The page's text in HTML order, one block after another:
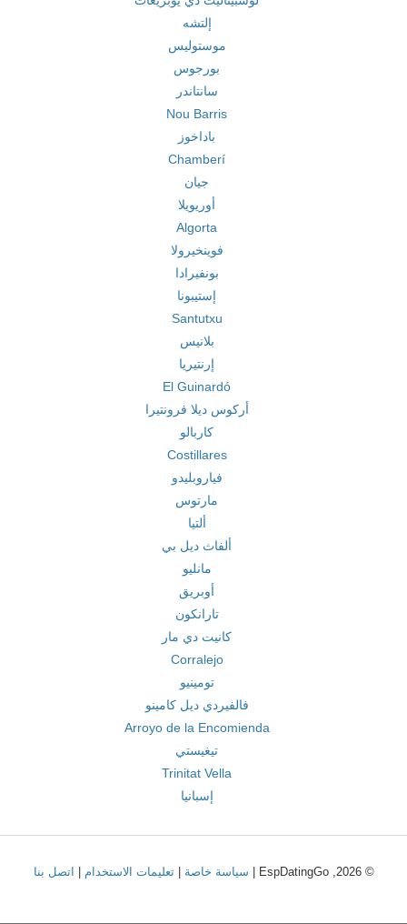
إلتشه
موستوليس
بورجوس
سانتاندر
Nou Barris
باداخوز
Chamberí
جيان
أوريويلا
Algorta
فوينخيرولا
بونفيرادا
إستيبونا
Santutxu
بلانيس
إرنتيريا
El Guinardó
أركوس ديلا فرونتيرا
كاربالو
Costillares
فياروبليدو
مارتوس
ألتيا
ألفاث ديل بي
مانليو
أوبريق
تارانكون
كانيت دي مار
Corralejo
تومينيو
فالفيردي ديل كامينو
Arroyo de la Encomienda
تيغيستي
Trinitat Vella
إسبانيا
© 2026, EspDatingGo | سياسة خاصة |تعليمات الاستخدام اتصل بنا